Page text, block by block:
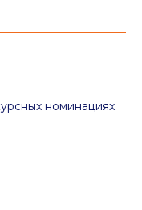
номинациях